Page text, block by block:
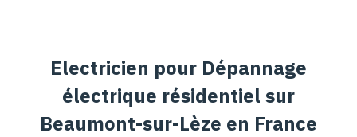
Electricien pour Dépannage
électrique résidentiel sur
Beaumont-sur-Lèze en France